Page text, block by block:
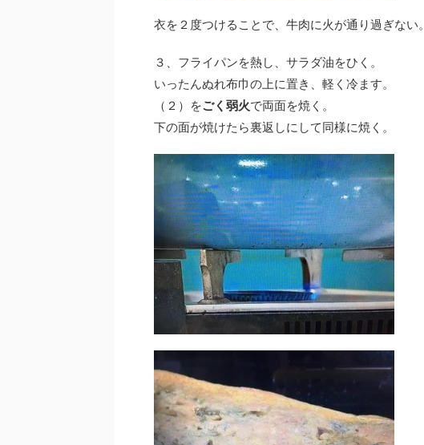
衣を２度つけることで、牛肉に火が通り過ぎない。
３、フライパンを熱し、サラダ油をひく。
いったんぬれ布巾の上に置き、軽く冷ます。
（２）をごく弱火で両面を焼く。
下の面が焼けたら裏返しにして同様に焼く。